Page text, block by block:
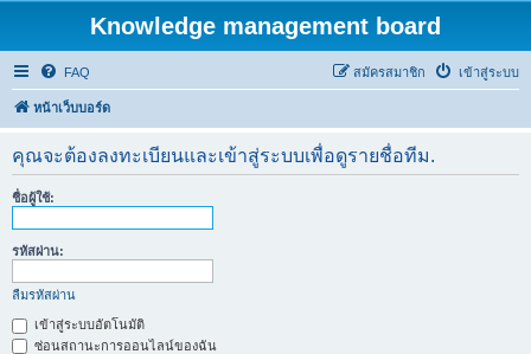
Knowledge management board
FAQ เข้าสู่ระบบ
สมัครสมาชิก
หน้าเว็บบอร์ด
คุณจะต้องลงทะเบียนและเข้าสู่ระบบเพื่อดูรายชื่อทีม.
ชื่อผู้ใช้:
รหัสผ่าน:
ลืมรหัสผ่าน
เข้าสู่ระบบอัตโนมัติ
ซ่อนสถานะการออนไลน์ของฉัน